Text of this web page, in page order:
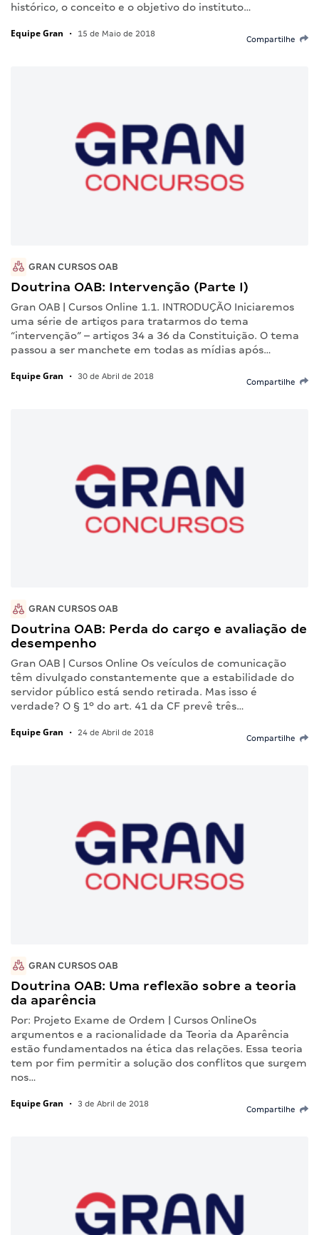
histórico, o conceito e o objetivo do instituto…
Equipe Gran • 15 de Maio de 2018
Compartilhe
GRAN CURSOS OAB
Doutrina OAB: Intervenção (Parte I)
Gran OAB | Cursos Online 1.1. INTRODUÇÃO Iniciaremos
uma série de artigos para tratarmos do tema
“intervenção” – artigos 34 a 36 da Constituição. O tema
passou a ser manchete em todas as mídias após…
Equipe Gran • 30 de Abril de 2018
Compartilhe
GRAN CURSOS OAB
Doutrina OAB: Perda do cargo e avaliação de
desempenho
Gran OAB | Cursos Online Os veículos de comunicação
têm divulgado constantemente que a estabilidade do
servidor público está sendo retirada. Mas isso é
verdade? O § 1º do art. 41 da CF prevê três…
Equipe Gran • 24 de Abril de 2018
Compartilhe
GRAN CURSOS OAB
Doutrina OAB: Uma reflexão sobre a teoria
da aparência
Por: Projeto Exame de Ordem | Cursos OnlineOs
argumentos e a racionalidade da Teoria da Aparência
estão fundamentados na ética das relações. Essa teoria
tem por fim permitir a solução dos conflitos que surgem
nos…
Equipe Gran • 3 de Abril de 2018
Compartilhe